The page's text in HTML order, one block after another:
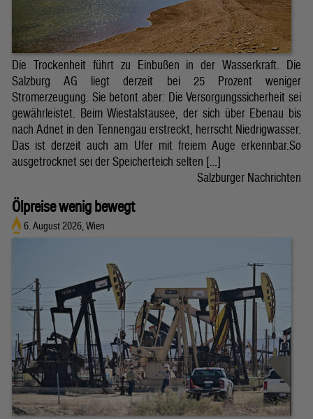
Die Trockenheit führt zu Einbußen in der Wasserkraft. Die
Salzburg AG liegt derzeit bei 25 Prozent weniger
Stromerzeugung. Sie betont aber: Die Versorgungssicherheit sei
gewährleistet. Beim Wiestalstausee, der sich über Ebenau bis
nach Adnet in den Tennengau erstreckt, herrscht Niedrigwasser.
Das ist derzeit auch am Ufer mit freiem Auge erkennbar.So
ausgetrocknet sei der Speicherteich selten […]
Salzburger Nachrichten
Ölpreise wenig bewegt
6. August 2026, Wien